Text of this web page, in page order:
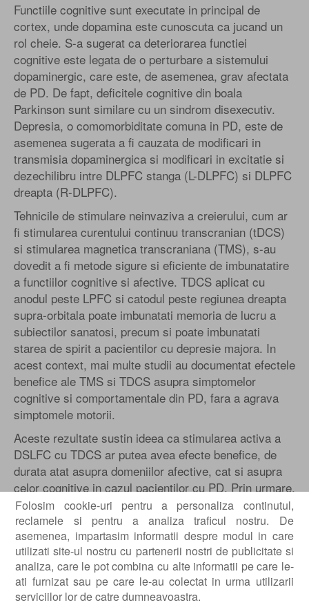
Folosim cookie-uri pentru a personaliza continutul,
reclamele si pentru a analiza traficul nostru. De
asemenea, impartasim informatii despre modul in care
utilizati site-ul nostru cu partenerii nostri de publicitate si
analiza, care le pot combina cu alte informatii pe care le-
ati furnizat sau pe care le-au colectat in urma utilizarii
serviciilor lor de catre dumneavoastra.
Functiile cognitive sunt executate in principal de
cortex, unde dopamina este cunoscuta ca jucand un
rol cheie. S-a sugerat ca deteriorarea functiei
cognitive este legata de o perturbare a sistemului
dopaminergic, care este, de asemenea, grav afectata
de PD. De fapt, deficitele cognitive din boala
Parkinson sunt similare cu un sindrom disexecutiv.
Depresia, o comomorbiditate comuna in PD, este de
asemenea sugerata a fi cauzata de modificari in
transmisia dopaminergica si modificari in excitatie si
dezechilibru intre DLPFC stanga (L-DLPFC) si DLPFC
dreapta (R-DLPFC).
Tehnicile de stimulare neinvaziva a creierului, cum ar
fi stimularea curentului continuu transcranian (tDCS)
si stimularea magnetica transcraniana (TMS), s-au
dovedit a fi metode sigure si eficiente de imbunatatire
a functiilor cognitive si afective. TDCS aplicat cu
anodul peste LPFC si catodul peste regiunea dreapta
supra-orbitala poate imbunatati memoria de lucru a
subiectilor sanatosi, precum si poate imbunatati
starea de spirit a pacientilor cu depresie majora. In
acest context, mai multe studii au documentat efectele
benefice ale TMS si TDCS asupra simptomelor
cognitive si comportamentale din PD, fara a agrava
simptomele motorii.
Aceste rezultate sustin ideea ca stimularea activa a
DSLFC cu TDCS ar putea avea efecte benefice, de
durata atat asupra domeniilor afective, cat si asupra
celor cognitive in cazul pacientilor cu PD. Prin urmare,
am realizat un studiu tDCS fals dublu-orb, cu 10 de
sesiuni, la pacienti cu PD. Am emis ipoteza ca
aplicarea tDCS prin L-DLPFC ar imbunatati functia
cognitiva si simptomele afective fara a modifica
functia motorie cu stimularea falsa.
Materiale si metode